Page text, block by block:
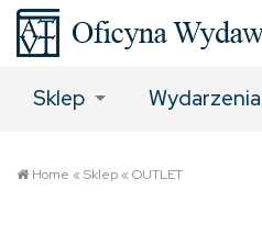
Sklep Wydarzenia
Home «Sklep«OUTLET